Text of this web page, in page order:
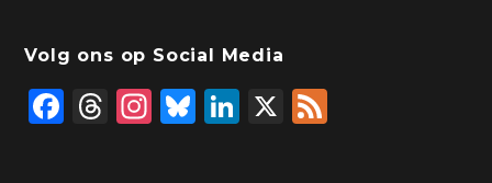
Volg ons op Social Media
F
T
In
Bl
Li
X